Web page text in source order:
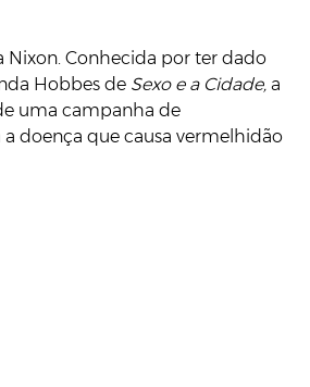
Nixon. Conhecida por ter dado
Hobbes de Sexo e a Cidade, a
uma campanha de
a doença que causa vermelhidão